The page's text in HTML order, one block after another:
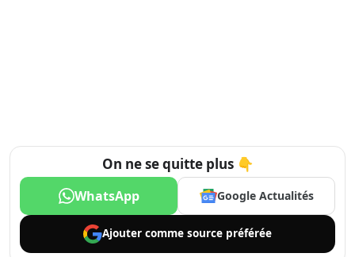
On ne se quitte plus 👇
WhatsApp Google Actualités
Ajouter comme source préférée